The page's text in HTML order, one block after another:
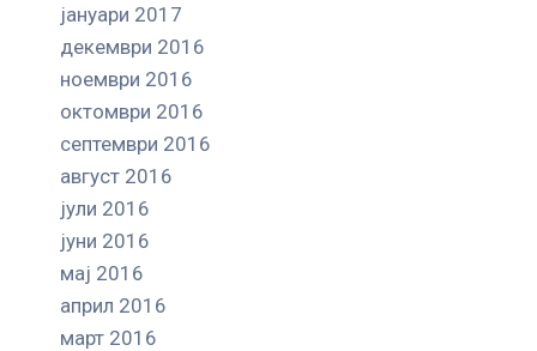
јануари 2017
декември 2016
ноември 2016
октомври 2016
септември 2016
август 2016
јули 2016
јуни 2016
мај 2016
април 2016
март 2016